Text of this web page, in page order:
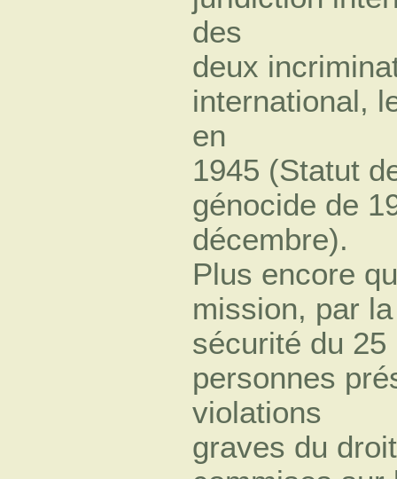
des
deux
international,
en
1945 (Statut
génocide de
décembre).
Plus encore
mission, par
sécurité du
personnes
violations
graves du